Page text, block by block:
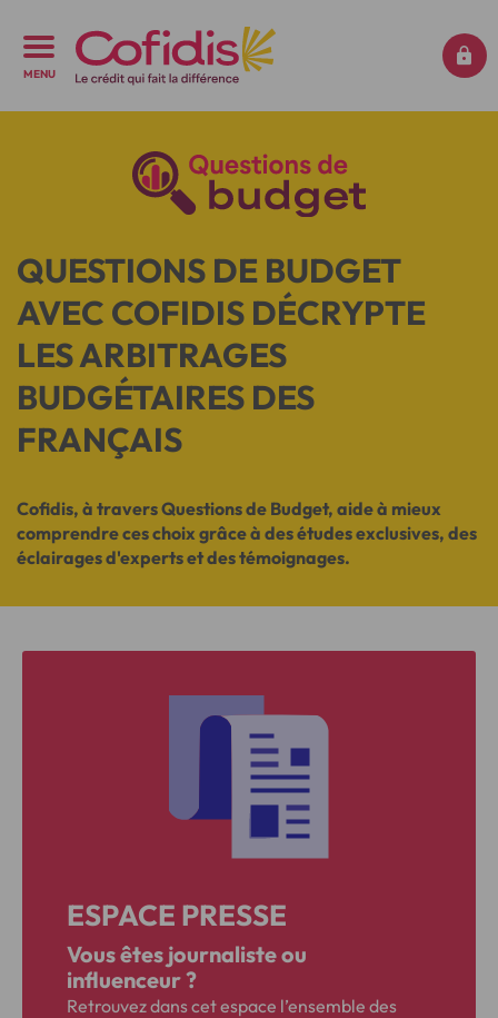
MENU
QUESTIONS DE BUDGET
AVEC COFIDIS DÉCRYPTE
LES ARBITRAGES
BUDGÉTAIRES DES
FRANÇAIS
Cofidis, à travers Questions de Budget, aide à mieux
comprendre ces choix grâce à des études exclusives, des
éclairages d'experts et des témoignages.
ESPACE PRESSE
Vous êtes journaliste ou
influenceur ?
Retrouvez dans cet espace l’ensemble des